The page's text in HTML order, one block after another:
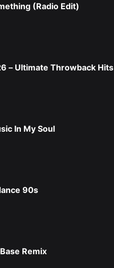
(Radio Edit)
– Ultimate Throwback Hits
In My Soul
90s
Remix